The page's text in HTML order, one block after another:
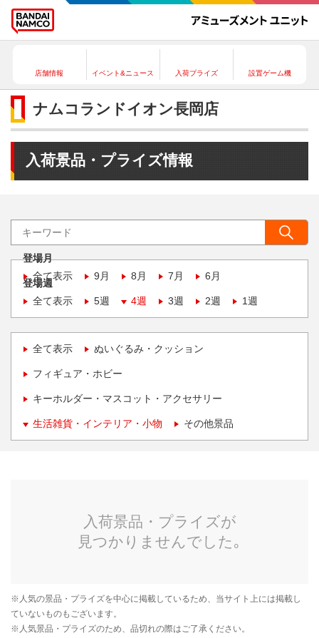
店舗情報 イベント&ニュース 入荷プライズ 設置ゲーム機
ナムコランドイオン長岡店
入荷景品・プライズ情報
登場月
全て表示
9月 8月 7月 6月
登場週
全て表示
5週 4週 3週 2週 1週
全て表示 ぬいぐるみ・クッション
フィギュア・ホビー
キーホルダー・マスコット・アクセサリー
生活雑貨・インテリア・小物 その他景品